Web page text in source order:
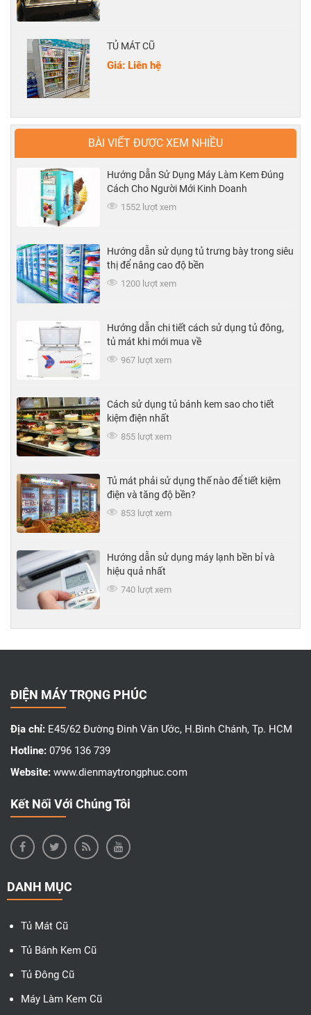
TỦ MÁT CŨ
Giá: Liên hệ
BÀI VIẾT ĐƯỢC XEM NHIỀU
Hướng Dẫn Sử Dụng Máy Làm Kem Đúng
Cách Cho Người Mới Kinh Doanh
1552 lượt xem
Hướng dẫn sử dụng tủ trưng bày trong siêu
thị để nâng cao độ bền
1200 lượt xem
Hướng dẫn chi tiết cách sử dụng tủ đông,
tủ mát khi mới mua về
967 lượt xem
Cách sử dụng tủ bánh kem sao cho tiết
kiệm điện nhất
855 lượt xem
Tủ mát phải sử dụng thế nào để tiết kiệm
điện và tăng độ bền?
853 lượt xem
Hướng dẫn sử dụng máy lạnh bền bỉ và
hiệu quả nhất
740 lượt xem
ĐIỆN MÁY TRỌNG PHÚC
Địa chỉ: E45/62 Đường Đinh Văn Ước, H.Bình Chánh, Tp. HCM
Hotline: 0796 136 739
Website: www.dienmaytrongphuc.com
Kết Nối Với Chúng Tôi
DANH MỤC
Tủ Mát Cũ
Tủ Bánh Kem Cũ
Tủ Đông Cũ
Máy Làm Kem Cũ